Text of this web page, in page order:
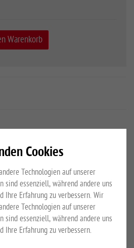
Warenkorb
GmbH & Co.KG
Cookies
Technologien auf unserer
sind essenziell, während andere uns
Ihre Erfahrung zu verbessern. Wir
Technologien auf unserer
sind essenziell, während andere uns
Ihre Erfahrung zu verbessern.